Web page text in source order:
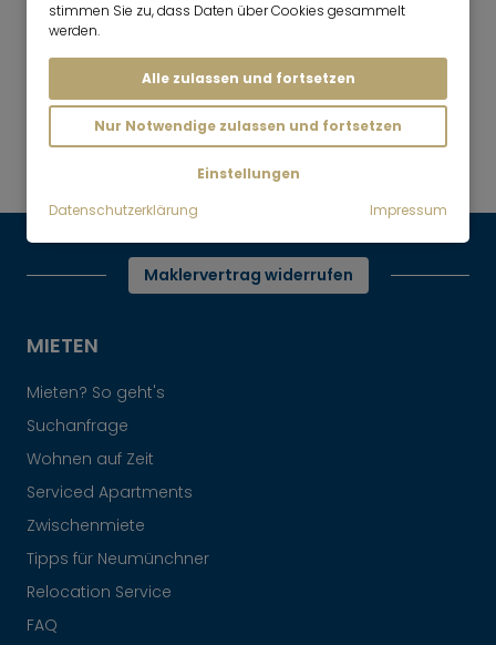
Mr. Lodge | Suchen.Finden.Leben.
ADALPERO Apartments in Ismaning
nach oben
Maklervertrag widerrufen
MIETEN
Mieten? So geht's
Suchanfrage
Wohnen auf Zeit
Serviced Apartments
Zwischenmiete
Tipps für Neumünchner
Relocation Service
FAQ
stimmen Sie zu, dass Daten über Cookies gesammelt
werden.
Alle zulassen und fortsetzen
Nur Notwendige zulassen und fortsetzen
Einstellungen
Datenschutzerklärung
Impressum